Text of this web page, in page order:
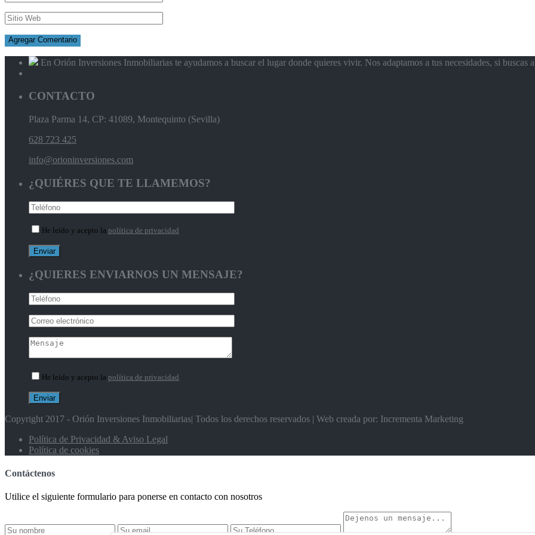
En Orión Inversiones Inmobiliarias te ayudamos a buscar el lugar donde quieres vivir. Nos adaptamos a tus necesidades, si buscas
CONTACTO
Plaza Parma 14, CP: 41089, Montequinto (Sevilla)
628 723 425
info@orioninversiones.com
¿QUIÉRES QUE TE LLAMEMOS?
He leído y acepto la política de privacidad
¿QUIERES ENVIARNOS UN MENSAJE?
He leído y acepto la política de privacidad
Copyright 2017 - Orión Inversiones Inmobiliarias| Todos los derechos reservados | Web creada por: Incrementa Marketing
Política de Privacidad & Aviso Legal
Política de cookies
Contáctenos
Utilice el siguiente formulario para ponerse en contacto con nosotros